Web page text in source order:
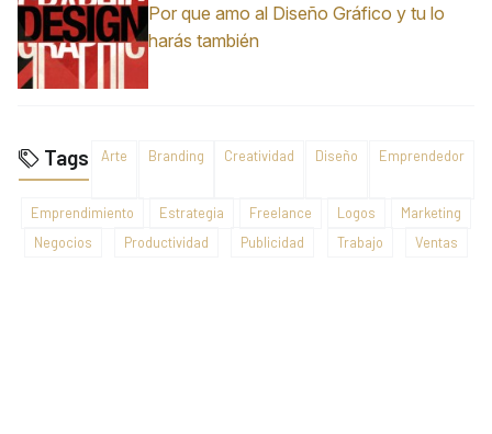
Por que amo al Diseño Gráfico y tu lo
harás también
Tags Arte Branding Creatividad Diseño Emprendedor
Emprendimiento Estrategia Freelance Logos
Marketing
Negocios
Productividad Publicidad Trabajo Ventas